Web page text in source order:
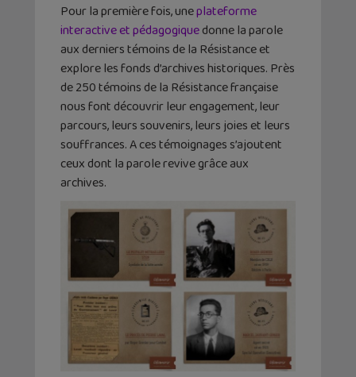
Pour la première fois, uneplateforme
interactive et pédagogiquedonne la parole
aux derniers témoins de la Résistance et
explore les fonds d’archives historiques. Près
de 250 témoins de la Résistance française
nous font découvrir leur engagement, leur
parcours, leurs souvenirs, leurs joies et leurs
souffrances. A ces témoignages s’ajoutent
ceux dont la parole revive grâce aux
archives.